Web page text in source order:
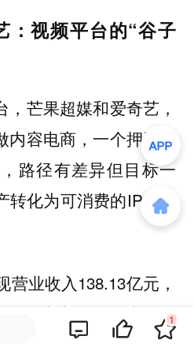
：视频平台的“谷子
芒果超媒和爱奇艺，
内容电商，一个押注线
路径有差异但目标一
化为可消费的IP衍生
营业收入138.13亿元，
属于上市公司股东的净
下降10.06%。
1